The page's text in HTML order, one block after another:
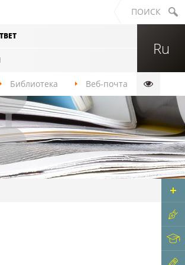
Библиотека Веб-почта
институт
институт
педагогический
— филиал СФУ
Шушенский филиал СФУ
технический институт —
СФУ
ПОИСК
Ru